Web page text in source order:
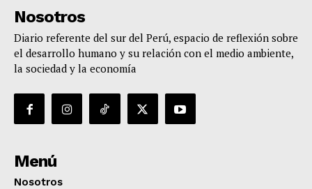
Nosotros
Diario referente del sur del Perú, espacio de reflexión sobre
el desarrollo humano y su relación con el medio ambiente,
la sociedad y la economía
Menú
Nosotros